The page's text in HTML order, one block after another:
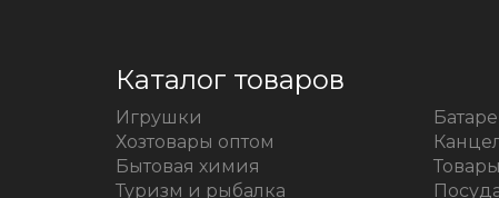
Каталог товаров
Игрушки
Хозтовары оптом
Бытовая химия
Туризм и рыбалка